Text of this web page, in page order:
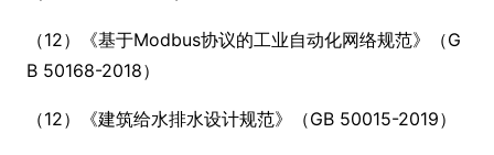
（12）《基于Modbus协议的工业自动化网络规范》（G
B 50168-2018）
（12）《建筑给水排水设计规范》（GB 50015-2019）